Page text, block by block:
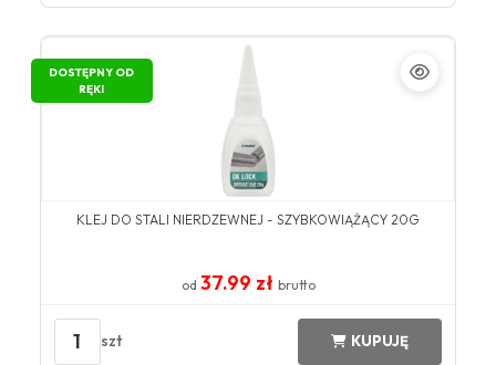
DOSTĘPNY OD
RĘKI
KLEJ DO STALI NIERDZEWNEJ - SZYBKOWIĄŻĄCY 20G
od 37.99 zł brutto
1 szt KUPUJĘ